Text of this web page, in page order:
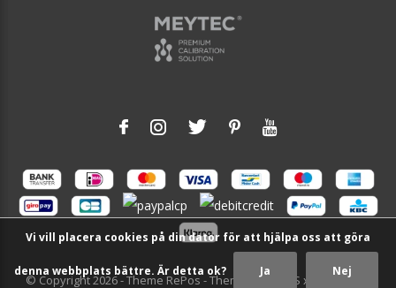
© Copyright2026- Theme RePos - Theme ByDMWS x Plus+-RSS
Vi vill placera cookies på din dator för att hjälpa oss att göra
denna webbplats bättre. Är detta ok? Ja Nej